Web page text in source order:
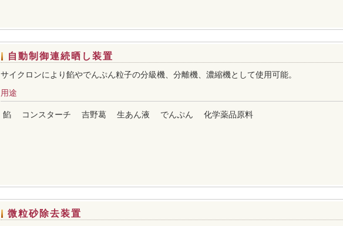
自動制御連続晒し装置
サイクロンにより餡やでんぷん粒子の分級機、分離機、濃縮機として使用可能。
用途
餡 コンスターチ 吉野葛 生あん液 でんぷん 化学薬品原料
微粒砂除去装置